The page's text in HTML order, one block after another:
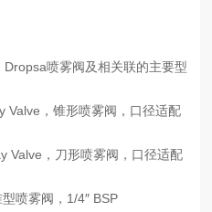
喷雾阀及相关联的主要型
，锥形喷雾阀，口径适配
Valve，刀形喷雾阀，口径适配
喷雾阀，1/4″ BSP